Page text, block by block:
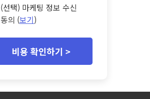
(선택) 마케팅 정보 수신
동의 (보기)
비용 확인하기 >